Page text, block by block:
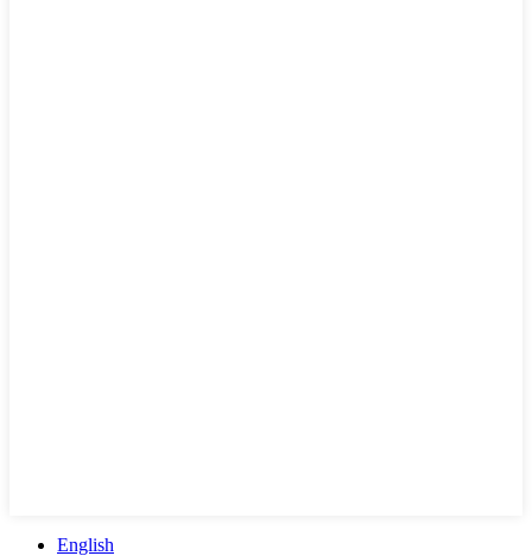
English